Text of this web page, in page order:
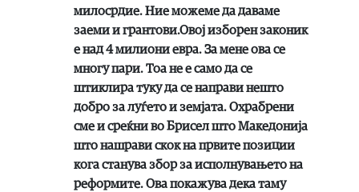
милосрдие. Ние можеме да даваме
заеми и грантови.Овој изборен законик
е над 4 милиони евра. За мене ова се
многу пари. Тоа не е само да се
штиклира туку да се направи нешто
добро за луѓето и земјата. Охрабрени
сме и среќни во Брисел што Македонија
што нашрави скок на првите позиции
кога станува збор за исполнувањето на
реформите. Ова покажува дека таму